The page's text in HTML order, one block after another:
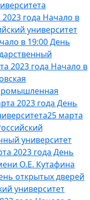
года Начало в
университет
в 19:00 День
2023 года Начало в
2023 года День
25 марта
университет
2023 года День
О.Е. Кутафина
открытых дверей
университет